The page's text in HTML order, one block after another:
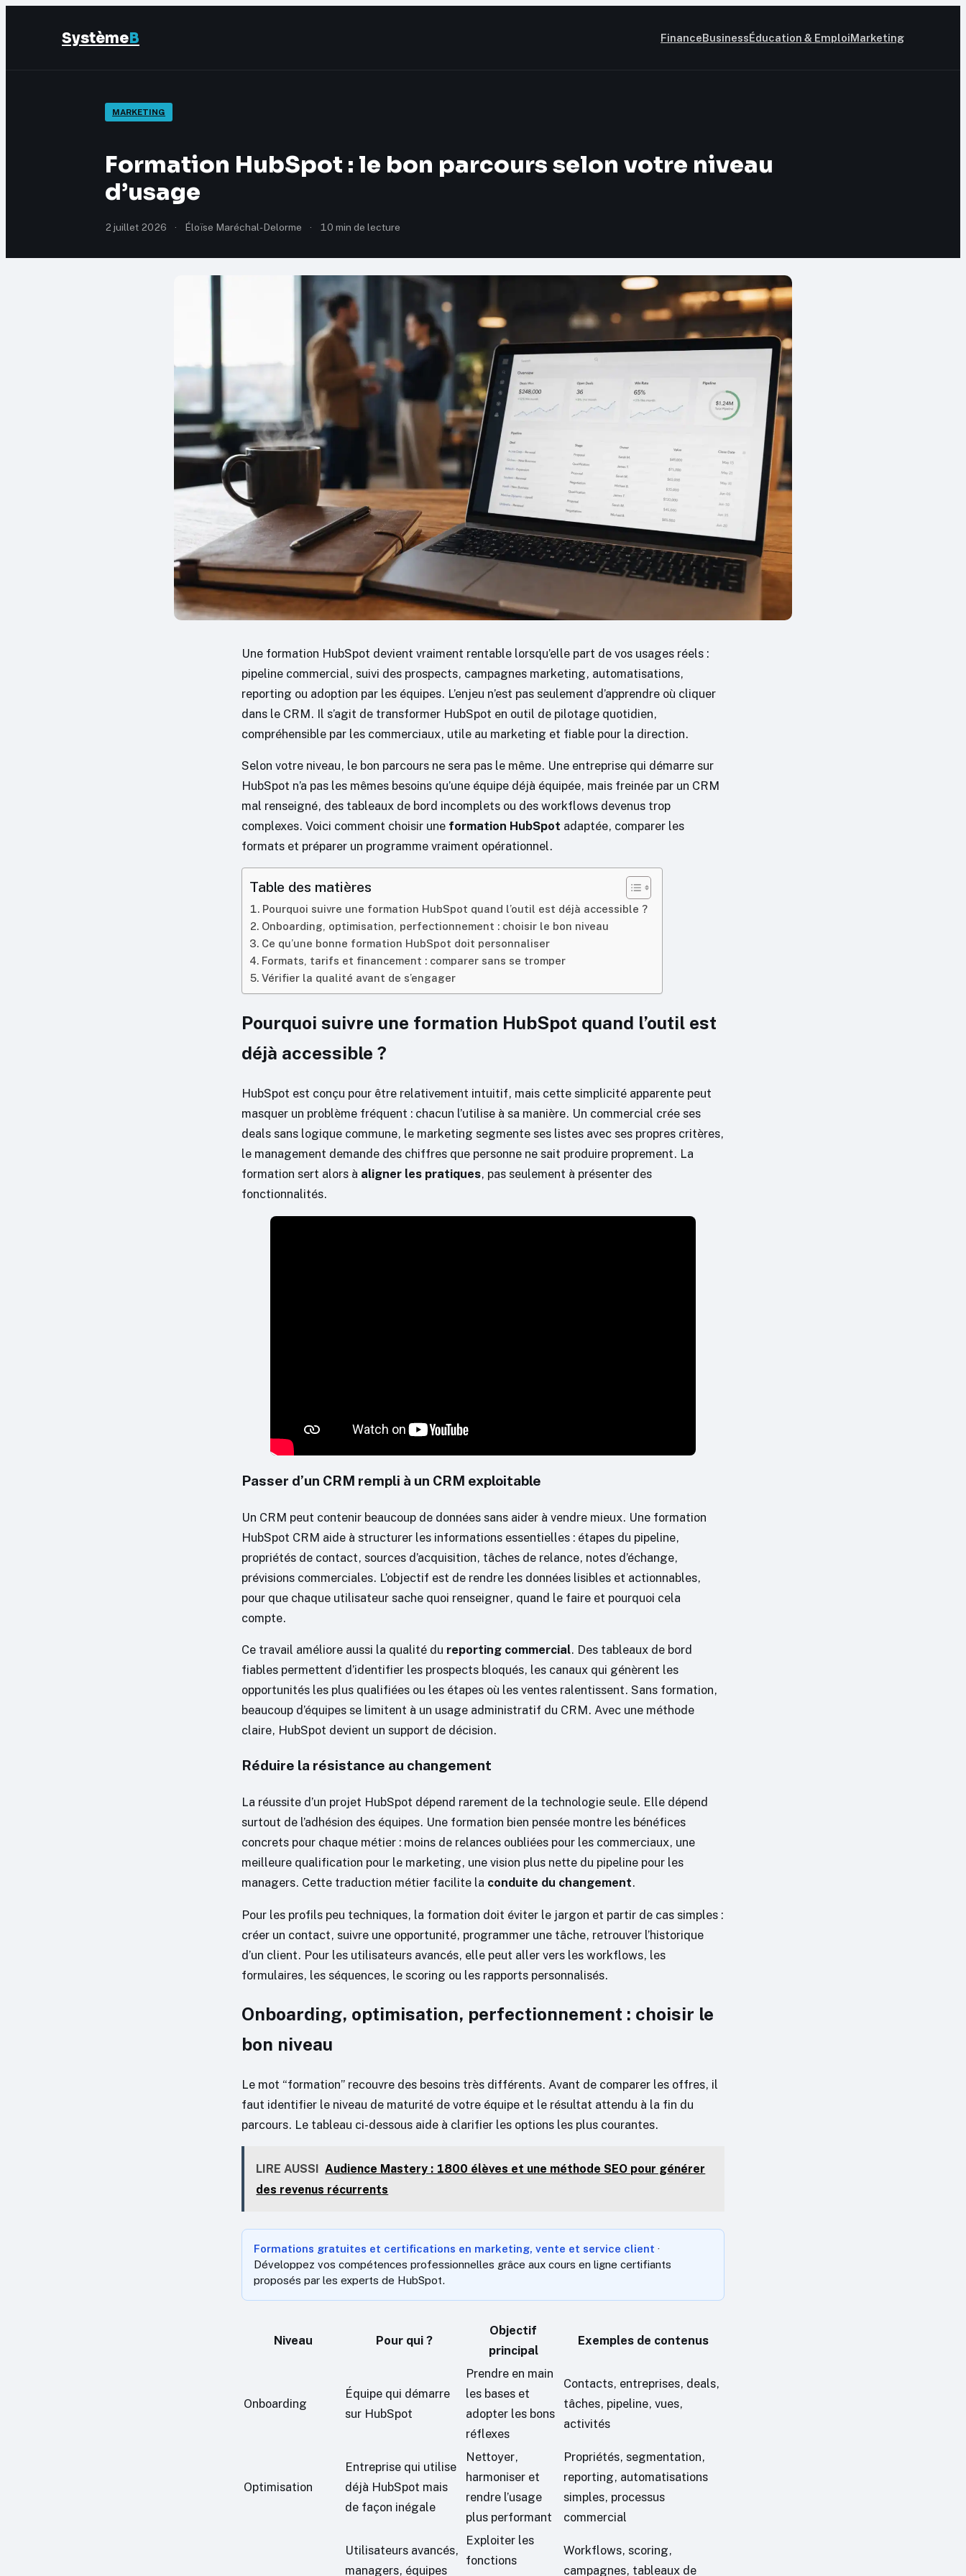
SystèmeB FinanceBusinessÉducation & EmploiMarketing
MARKETING
Formation HubSpot : le bon parcours selon votre niveau
d’usage
2 juillet 2026 · Éloïse Maréchal-Delorme · 10 min de lecture
Une formation HubSpot devient vraiment rentable lorsqu’elle part de vos usages réels :
pipeline commercial, suivi des prospects, campagnes marketing, automatisations,
reporting ou adoption par les équipes. L’enjeu n’est pas seulement d’apprendre où cliquer
dans le CRM. Il s’agit de transformer HubSpot en outil de pilotage quotidien,
compréhensible par les commerciaux, utile au marketing et fiable pour la direction.
Selon votre niveau, le bon parcours ne sera pas le même. Une entreprise qui démarre sur
HubSpot n’a pas les mêmes besoins qu’une équipe déjà équipée, mais freinée par un CRM
mal renseigné, des tableaux de bord incomplets ou des workflows devenus trop
complexes. Voici comment choisir une formation HubSpot adaptée, comparer les
formats et préparer un programme vraiment opérationnel.
Table des matières
Pourquoi suivre une formation HubSpot quand l’outil est déjà accessible ?
Onboarding, optimisation, perfectionnement : choisir le bon niveau
Ce qu’une bonne formation HubSpot doit personnaliser
Formats, tarifs et financement : comparer sans se tromper
Vérifier la qualité avant de s’engager
Pourquoi suivre une formation HubSpot quand l’outil est
déjà accessible ?
HubSpot est conçu pour être relativement intuitif, mais cette simplicité apparente peut
masquer un problème fréquent : chacun l’utilise à sa manière. Un commercial crée ses
deals sans logique commune, le marketing segmente ses listes avec ses propres critères,
le management demande des chiffres que personne ne sait produire proprement. La
formation sert alors à aligner les pratiques, pas seulement à présenter des
fonctionnalités.
Passer d’un CRM rempli à un CRM exploitable
Un CRM peut contenir beaucoup de données sans aider à vendre mieux. Une formation
HubSpot CRM aide à structurer les informations essentielles : étapes du pipeline,
propriétés de contact, sources d’acquisition, tâches de relance, notes d’échange,
prévisions commerciales. L’objectif est de rendre les données lisibles et actionnables,
pour que chaque utilisateur sache quoi renseigner, quand le faire et pourquoi cela
compte.
Ce travail améliore aussi la qualité du reporting commercial. Des tableaux de bord
fiables permettent d’identifier les prospects bloqués, les canaux qui génèrent les
opportunités les plus qualifiées ou les étapes où les ventes ralentissent. Sans formation,
beaucoup d’équipes se limitent à un usage administratif du CRM. Avec une méthode
claire, HubSpot devient un support de décision.
Réduire la résistance au changement
La réussite d’un projet HubSpot dépend rarement de la technologie seule. Elle dépend
surtout de l’adhésion des équipes. Une formation bien pensée montre les bénéfices
concrets pour chaque métier : moins de relances oubliées pour les commerciaux, une
meilleure qualification pour le marketing, une vision plus nette du pipeline pour les
managers. Cette traduction métier facilite la conduite du changement.
Pour les profils peu techniques, la formation doit éviter le jargon et partir de cas simples :
créer un contact, suivre une opportunité, programmer une tâche, retrouver l’historique
d’un client. Pour les utilisateurs avancés, elle peut aller vers les workflows, les
formulaires, les séquences, le scoring ou les rapports personnalisés.
Onboarding, optimisation, perfectionnement : choisir le
bon niveau
Le mot “formation” recouvre des besoins très différents. Avant de comparer les offres, il
faut identifier le niveau de maturité de votre équipe et le résultat attendu à la fin du
parcours. Le tableau ci-dessous aide à clarifier les options les plus courantes.
LIRE AUSSI Audience Mastery : 1800 élèves et une méthode SEO pour générer
des revenus récurrents
Formations gratuites et certifications en marketing, vente et service client ·
Développez vos compétences professionnelles grâce aux cours en ligne certifiants
proposés par les experts de HubSpot.
Niveau Pour qui ?
Objectif
principal
Exemples de contenus
Onboarding
Équipe qui démarre
sur HubSpot
Prendre en main
les bases et
adopter les bons
réflexes
Contacts, entreprises, deals,
tâches, pipeline, vues,
activités
Optimisation
Entreprise qui utilise
déjà HubSpot mais
de façon inégale
Nettoyer,
harmoniser et
rendre l’usage
plus performant
Propriétés, segmentation,
reporting, automatisations
simples, processus
commercial
Utilisateurs avancés,
managers, équipes
Exploiter les
fonctions
Workflows, scoring,
campagnes, tableaux de